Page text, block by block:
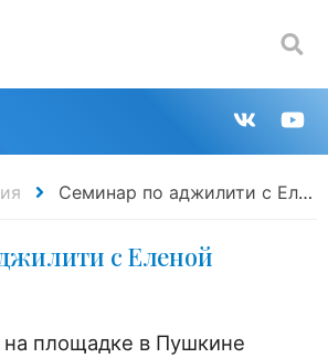
в
Семинар по аджилити с Еленой Тактаевой.
с Еленой
на площадке в Пушкине